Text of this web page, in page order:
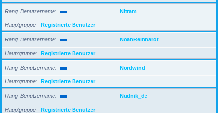
Rang, Benutzername Nitram
Hauptgruppe Registrierte Benutzer
Rang, Benutzername NoahReinhardt
Hauptgruppe Registrierte Benutzer
Rang, Benutzername Nordwind
Hauptgruppe Registrierte Benutzer
Rang, Benutzername Nudnik_de
Hauptgruppe Registrierte Benutzer